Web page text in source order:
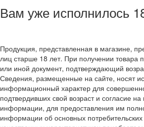
Вам уже исполнилось
Продукция, представленная в магазине,
лиц старше 18 лет. При получении товара
или иной документ, подтверждающий
Сведения, размещенные на сайте, носят
информационный характер для
подтвердивших свой возраст и согласие
информации, для предоставления им
информации об основных потребительских